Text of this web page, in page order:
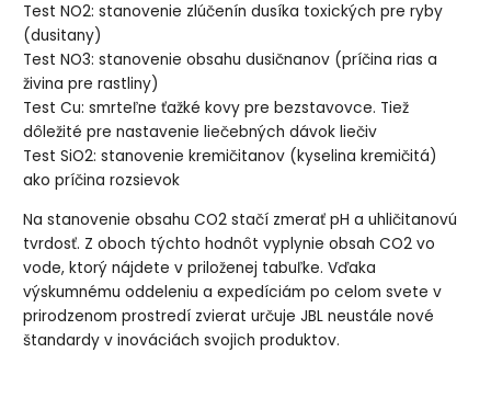
Test NO2: stanovenie zlúčenín dusíka toxických pre ryby
(dusitany)
Test NO3: stanovenie obsahu dusičnanov (príčina rias a
živina pre rastliny)
Test Cu: smrteľne ťažké kovy pre bezstavovce. Tiež
dôležité pre nastavenie liečebných dávok liečiv
Test SiO2: stanovenie kremičitanov (kyselina kremičitá)
ako príčina rozsievok
Na stanovenie obsahu CO2 stačí zmerať pH a uhličitanovú
tvrdosť. Z oboch týchto hodnôt vyplynie obsah CO2 vo
vode, ktorý nájdete v priloženej tabuľke. Vďaka
výskumnému oddeleniu a expedíciám po celom svete v
prirodzenom prostredí zvierat určuje JBL neustále nové
štandardy v inováciách svojich produktov.